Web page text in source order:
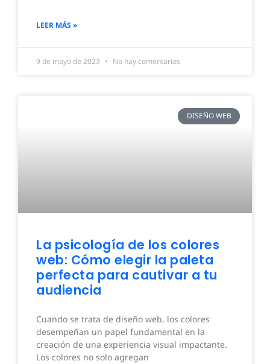
LEER MÁS »
9 de mayo de 2023 No hay comentarios
DISEÑO WEB
La psicología de los colores
web: Cómo elegir la paleta
perfecta para cautivar a tu
audiencia
Cuando se trata de diseño web, los colores
desempeñan un papel fundamental en la
creación de una experiencia visual impactante.
Los colores no solo agregan